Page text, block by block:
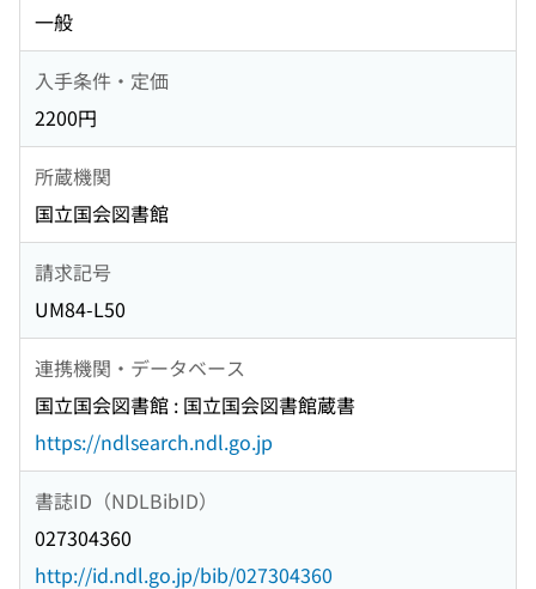
一般
入手条件・定価
2200円
所蔵機関
国立国会図書館
請求記号
UM84-L50
連携機関・データベース
国立国会図書館 : 国立国会図書館蔵書
https://ndlsearch.ndl.go.jp
書誌ID（NDLBibID）
027304360
http://id.ndl.go.jp/bib/027304360